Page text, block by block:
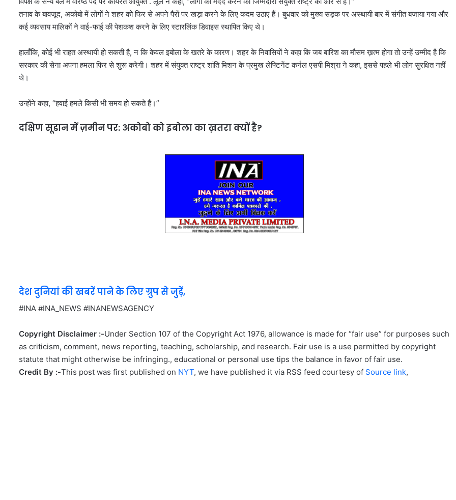
तनाव के बावजूद, अकोबो में लोगों ने शहर को फिर से अपने पैरों पर खड़ा करने के लिए कदम उठाए हैं। बुधवार को मुख्य सड़क पर अस्थायी बार में संगीत बजाया गया और
कई व्यवसाय मालिकों ने वाई-फाई की पेशकश करने के लिए स्टारलिंक डिवाइस स्थापित किए थे।
हालाँकि, कोई भी राहत अस्थायी हो सकती है, न कि केवल इबोला के खतरे के कारण। शहर के निवासियों ने कहा कि जब बारिश का मौसम ख़त्म होगा तो उन्हें उम्मीद है कि
सरकार की सेना अपना हमला फिर से शुरू करेगी। शहर में संयुक्त राष्ट्र शांति मिशन के प्रमुख लेफ्टिनेंट कर्नल एसपी मिश्रा ने कहा, इससे पहले भी लोग सुरक्षित नहीं
थे।
उन्होंने कहा, “हवाई हमले किसी भी समय हो सकते हैं।”
दक्षिण सूडान में ज़मीन पर: अकोबो को इबोला का ख़तरा क्यों है?
देश दुनियां की खबरें पाने के लिए ग्रुप से जुड़ें,
#INA #INA_NEWS #INANEWSAGENCY
Copyright Disclaimer :-Under Section 107 of the Copyright Act 1976, allowance is made for “fair use” for purposes such
as criticism, comment, news reporting, teaching, scholarship, and research. Fair use is a use permitted by copyright
statute that might otherwise be infringing., educational or personal use tips the balance in favor of fair use.
Credit By :-This post was first published on NYT, we have published it via RSS feed courtesy of Source link,